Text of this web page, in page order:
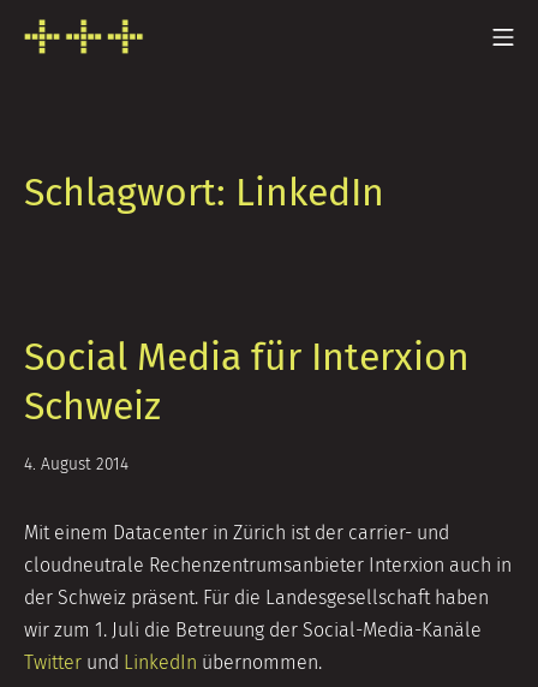
Inhalt
Schlagwort: LinkedIn
Social Media für Interxion
Schweiz
4. August 201421.
Mit einem Datacenter in Zürich ist der carrier- und
cloudneutrale Rechenzentrumsanbieter Interxion auch in
der Schweiz präsent. Für die Landesgesellschaft haben
wir zum 1. Juli die Betreuung der Social-Media-Kanäle
Twitter und LinkedIn übernommen.